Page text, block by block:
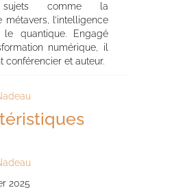
sujets comme la
métavers, l’intelligence
quantique. Engagé
numérique, il
conférencier et auteur.
2025